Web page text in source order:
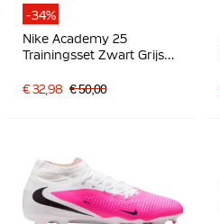
-34%
Nike Academy 25
Trainingsset Zwart Grijs
€ 32,98 € 50,00